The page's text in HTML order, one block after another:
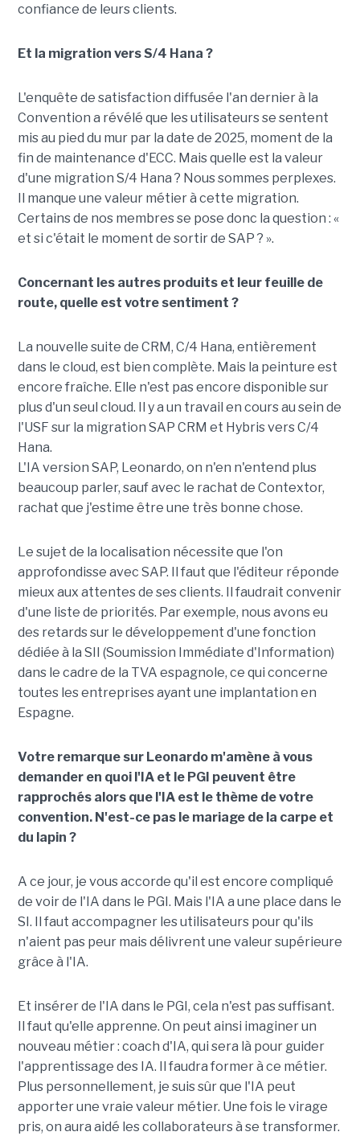
confiance de leurs clients.
Et la migration vers S/4 Hana ?
L'enquête de satisfaction diffusée l'an dernier à la
Convention a révélé que les utilisateurs se sentent
mis au pied du mur par la date de 2025, moment de la
fin de maintenance d'ECC. Mais quelle est la valeur
d'une migration S/4 Hana ? Nous sommes perplexes.
Il manque une valeur métier à cette migration.
Certains de nos membres se pose donc la question : «
et si c'était le moment de sortir de SAP ? ».
Concernant les autres produits et leur feuille de
route, quelle est votre sentiment ?
La nouvelle suite de CRM, C/4 Hana, entièrement
dans le cloud, est bien complète. Mais la peinture est
encore fraîche. Elle n'est pas encore disponible sur
plus d'un seul cloud. Il y a un travail en cours au sein de
l'USF sur la migration SAP CRM et Hybris vers C/4
Hana.
L'IA version SAP, Leonardo, on n'en n'entend plus
beaucoup parler, sauf avec le rachat de Contextor,
rachat que j'estime être une très bonne chose.
Le sujet de la localisation nécessite que l'on
approfondisse avec SAP. Il faut que l'éditeur réponde
mieux aux attentes de ses clients. Il faudrait convenir
d'une liste de priorités. Par exemple, nous avons eu
des retards sur le développement d'une fonction
dédiée à la SII (Soumission Immédiate d'Information)
dans le cadre de la TVA espagnole, ce qui concerne
toutes les entreprises ayant une implantation en
Espagne.
Votre remarque sur Leonardo m'amène à vous
demander en quoi l'IA et le PGI peuvent être
rapprochés alors que l'IA est le thème de votre
convention. N'est-ce pas le mariage de la carpe et
du lapin ?
A ce jour, je vous accorde qu'il est encore compliqué
de voir de l'IA dans le PGI. Mais l'IA a une place dans le
SI. Il faut accompagner les utilisateurs pour qu'ils
n'aient pas peur mais délivrent une valeur supérieure
grâce à l'IA.
Et insérer de l'IA dans le PGI, cela n'est pas suffisant.
Il faut qu'elle apprenne. On peut ainsi imaginer un
nouveau métier : coach d'IA, qui sera là pour guider
l'apprentissage des IA. Il faudra former à ce métier.
Plus personnellement, je suis sûr que l'IA peut
apporter une vraie valeur métier. Une fois le virage
pris, on aura aidé les collaborateurs à se transformer.